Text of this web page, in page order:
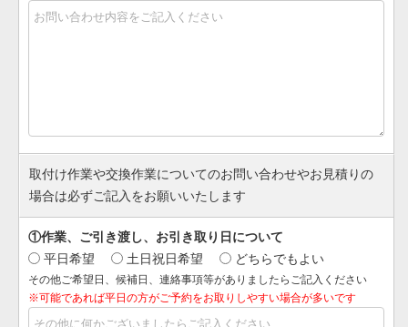
取付け作業や交換作業についてのお問い合わせやお見積りの
場合は必ずご記入をお願いいたします
①作業、ご引き渡し、お引き取り日について
平日希望
土日祝日希望 どちらでもよい
その他ご希望日、候補日、連絡事項等がありましたらご記入ください
※可能であれば平日の方がご予約をお取りしやすい場合が多いです